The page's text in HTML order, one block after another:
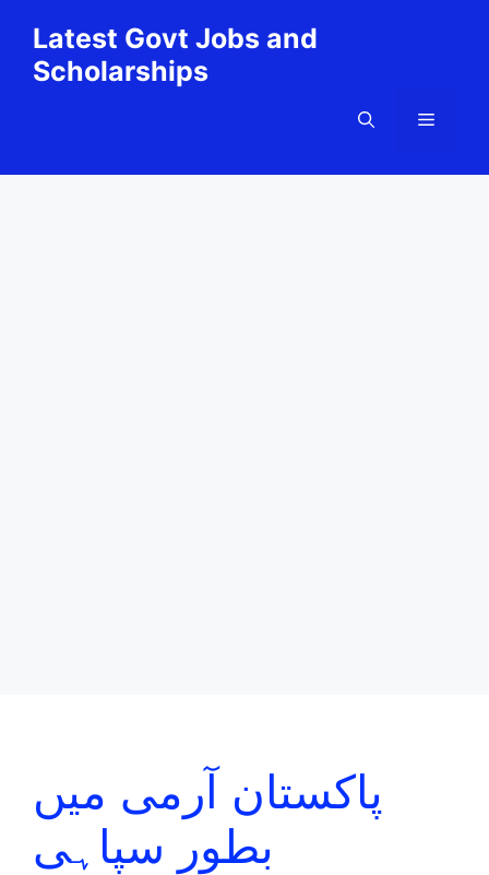
content
Latest Govt Jobs and
Scholarships
Menu
پاکستان آرمی میں
بطور سپاہی